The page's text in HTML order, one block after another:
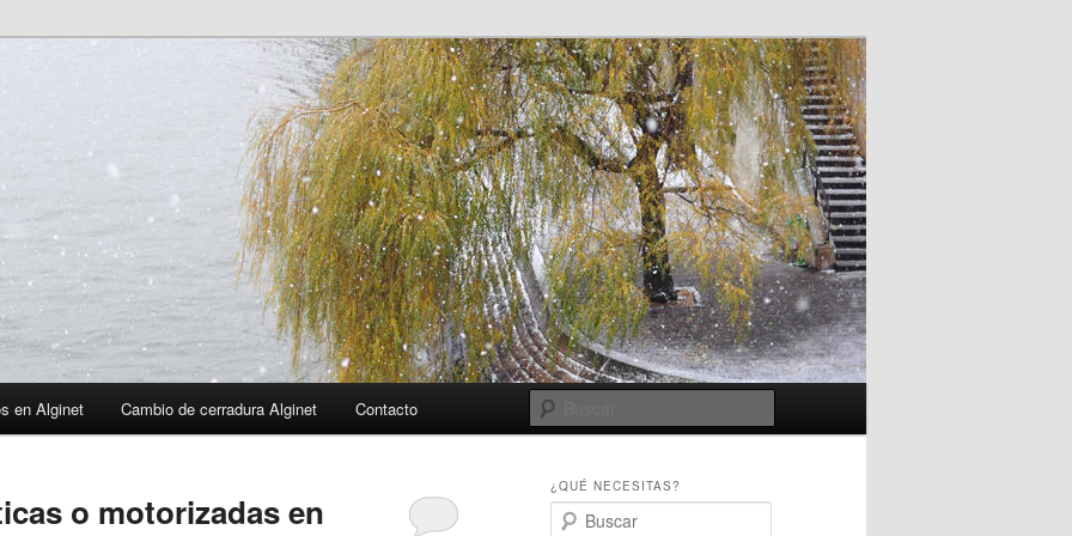
en Alginet Cambio de cerradura Alginet Contacto
o motorizadas en
¿QUÉ NECESITAS?